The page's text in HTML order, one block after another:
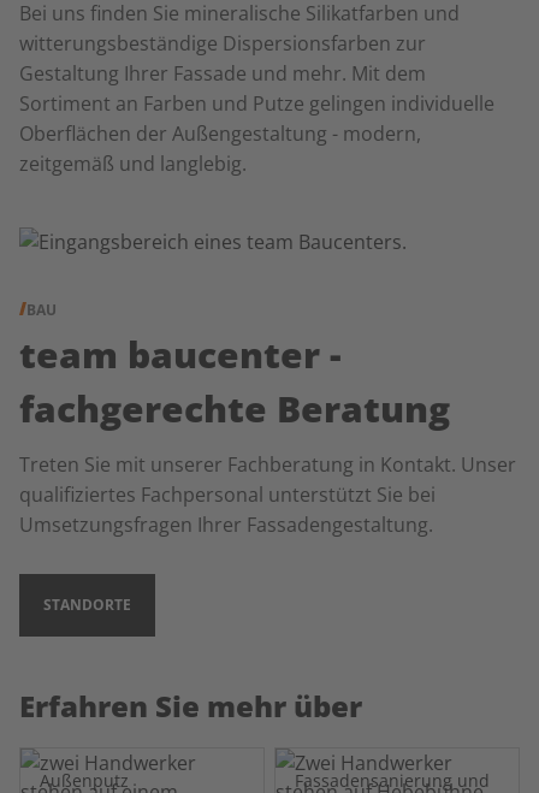
Bei uns finden Sie mineralische Silikatfarben und
witterungsbeständige Dispersionsfarben zur
Gestaltung Ihrer Fassade und mehr. Mit dem
Sortiment an Farben und Putze gelingen individuelle
Oberflächen der Außengestaltung - modern,
zeitgemäß und langlebig.
BAU
team baucenter -
fachgerechte Beratung
Treten Sie mit unserer Fachberatung in Kontakt. Unser
qualifiziertes Fachpersonal unterstützt Sie bei
Umsetzungsfragen Ihrer Fassadengestaltung.
STANDORTE
Erfahren Sie mehr über
Außenputz
Fassadensanierung und